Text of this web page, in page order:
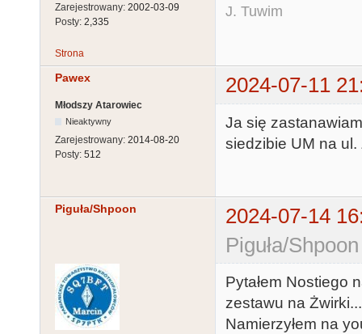
Zarejestrowany: 2002-03-09
Posty: 2,335
J. Tuwim
Strona
Pawex 2024-07-11
Młodszy Atarowiec
Nieaktywny
Zarejestrowany: 2014-08-20
Posty: 512
Ja się
siedzibie UM na ul.
Piguła/Shpoon
2024-07-14
Piguła/
Pytałem Nostiego
zestawu na
Namierzyłem na